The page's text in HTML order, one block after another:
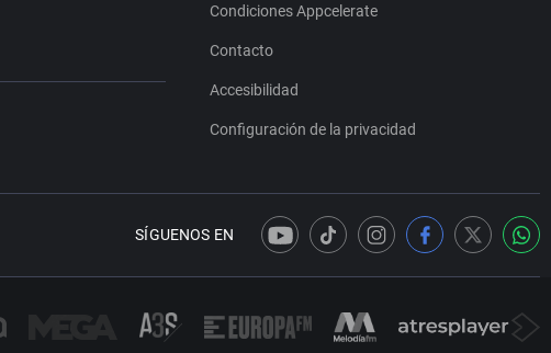
Condiciones Appcelerate
Contacto
Accesibilidad
Configuración de la privacidad
SÍGUENOS EN